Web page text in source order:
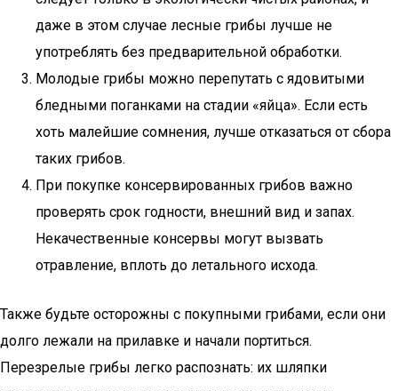
даже в этом случае лесные грибы лучше не
употреблять без предварительной обработки.
Молодые грибы можно перепутать с ядовитыми
бледными поганками на стадии «яйца». Если есть
хоть малейшие сомнения, лучше отказаться от сбора
таких грибов.
При покупке консервированных грибов важно
проверять срок годности, внешний вид и запах.
Некачественные консервы могут вызвать
отравление, вплоть до летального исхода.
Также будьте осторожны с покупными грибами, если они
долго лежали на прилавке и начали портиться.
Перезрелые грибы легко распознать: их шляпки